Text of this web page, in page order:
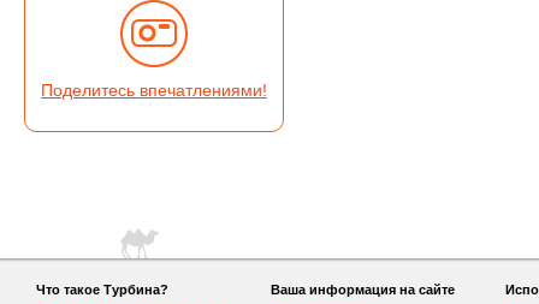
Поделитесь впечатлениями!
Что такое Турбина?
Ваша информация на сайте